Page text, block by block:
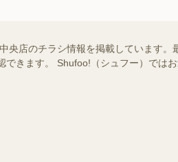
央店のチラシ情報を掲載しています
できます。 Shufoo!（シュフー）では